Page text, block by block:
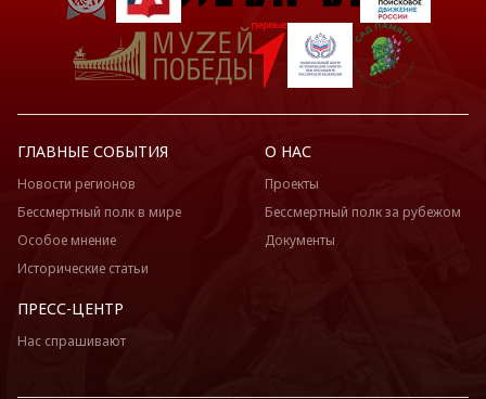
ГЛАВНЫЕ СОБЫТИЯ
Новости регионов
Бессмертный полк в мире
Особое мнение
Исторические статьи
О НАС
Проекты
Бессмертный полк за рубежом
Документы
ПРЕСС-ЦЕНТР
Нас спрашивают